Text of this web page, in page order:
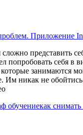
Приложение
представить
попробовать себя в
занимаются
Им никак не
обучениекак снимать